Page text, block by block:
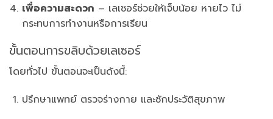
เพื่อความสะดวก – เลเซอร์ช่วยให้เจ็บน้อย หายไว ไม่
กระทบการทำงานหรือการเรียน
ขั้นตอนการขลิบด้วยเลเซอร์
โดยทั่วไป ขั้นตอนจะเป็นดังนี้:
ปรึกษาแพทย์ ตรวจร่างกาย และซักประวัติสุขภาพ